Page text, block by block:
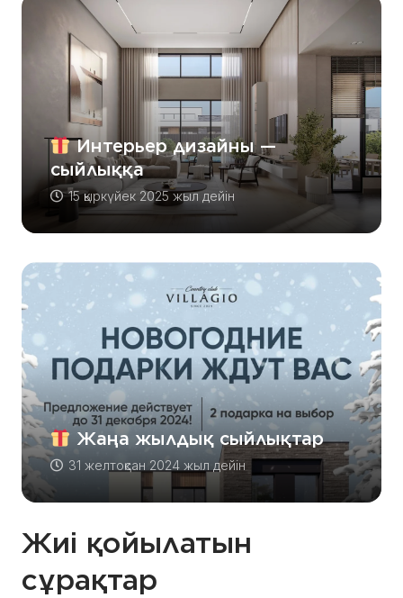
Интерьер дизайны —
сыйлыққа
15 қыркүйек 2025 жылдейін
Жаңа жылдық сыйлықтар
31 желтоқсан 2024 жыл дейін
Жиі қойылатын
сұрақтар